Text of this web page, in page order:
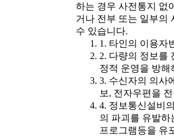
하는 경우 사전통지 없
거나 전부 또는 일부의
수 있습니다.
1. 타인의 이용자
2. 다량의 정보를
정적 운영을 방해
3. 수신자의 의사
보, 전자우편을
4. 정보통신설비
의 파괴를 유발하
프로그램등을 유